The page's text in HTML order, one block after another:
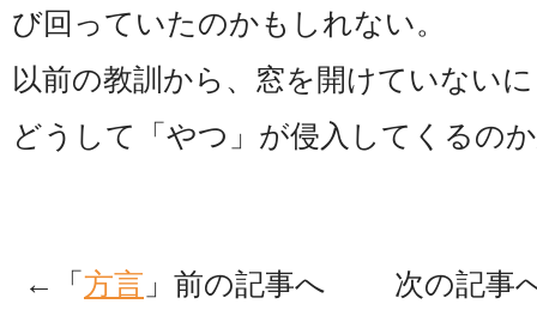
び回っていたのかもしれない。
以前の教訓から、窓を開けていない
どうして「やつ」が侵入してくるの
←「 方言 」前の記事へ 次の記事